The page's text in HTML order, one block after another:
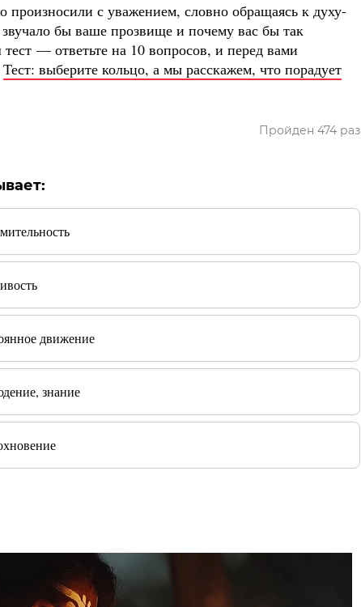
с уважением, словно обращаясь к духу-
бы ваше прозвище и почему вас бы так
— ответьте на 10 вопросов, и перед вами
Тест: выберите кольцо, а мы расскажем, что порадует
Пройден 474 раз
движение
знание